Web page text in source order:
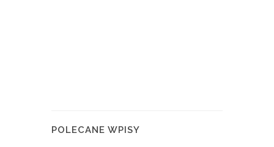
POLECANE WPISY